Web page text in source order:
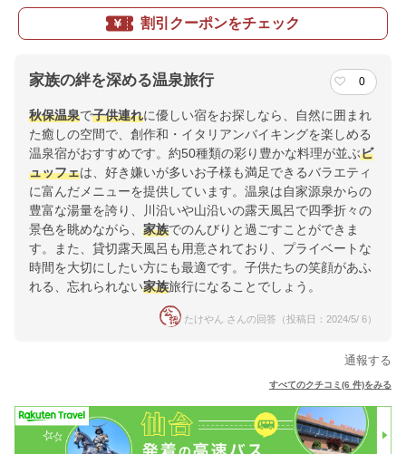
割引クーポンをチェック
家族の絆を深める温泉旅行 0
秋保温泉で子供連れに優しい宿をお探しなら、自然に囲まれ
た癒しの空間で、創作和・イタリアンバイキングを楽しめる
温泉宿がおすすめです。約50種類の彩り豊かな料理が並ぶビ
ュッフェは、好き嫌いが多いお子様も満足できるバラエティ
に富んだメニューを提供しています。温泉は自家源泉からの
豊富な湯量を誇り、川沿いや山沿いの露天風呂で四季折々の
景色を眺めながら、 家族でのんびりと過ごすことができま
す。また、貸切露天風呂も用意されており、プライベートな
時間を大切にしたい方にも最適です。子供たちの笑顔があふ
れる、忘れられない家族旅行になることでしょう。
たけやん さんの回答（投稿日：2024/5/ 6）
通報する
すべてのクチコミ(6 件)をみる